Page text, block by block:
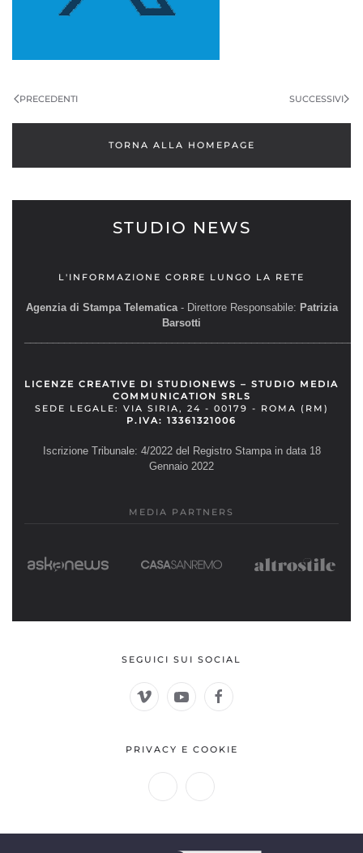
PRECEDENTI SUCCESSIVI
TORNA ALLA HOMEPAGE
STUDIO NEWS
L'INFORMAZIONE CORRE LUNGO LA RETE
Agenzia di Stampa Telematica- Direttore Responsabile: Patrizia
Barsotti
LICENZE CREATIVE DI STUDIONEWS – STUDIO MEDIA
COMMUNICATION SRLS
SEDE LEGALE: VIA SIRIA, 24 - 00179 - ROMA (RM)
P.IVA: 13361321006
Iscrizione Tribunale: 4/2022 del Registro Stampa in data 18
Gennaio 2022
MEDIA PARTNERS
SEGUICI SUI SOCIAL
PRIVACY E COOKIE